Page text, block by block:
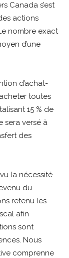
Canada s’est
actions
nombre exact
d’une
d’achat-
toutes
15 % de
sera versé à
des
la nécessité
du
retenu les
afin
sont
Nous
comprenne